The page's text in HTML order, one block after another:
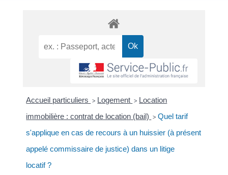
Accueil particuliers > Logement > Location
immobilière : contrat de location (bail) > Quel tarif
s'applique en cas de recours à un huissier (à présent
appelé commissaire de justice) dans un litige
locatif ?